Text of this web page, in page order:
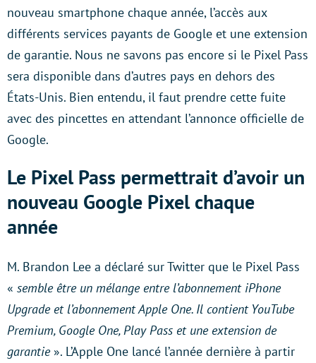
nouveau smartphone chaque année, l’accès aux
différents services payants de Google et une extension
de garantie. Nous ne savons pas encore si le Pixel Pass
sera disponible dans d’autres pays en dehors des
États-Unis. Bien entendu, il faut prendre cette fuite
avec des pincettes en attendant l’annonce officielle de
Google.
Le Pixel Pass permettrait d’avoir un
nouveau Google Pixel chaque
année
M. Brandon Lee a déclaré sur Twitter que le Pixel Pass
« semble être un mélange entre l’abonnement iPhone
Upgrade et l’abonnement Apple One. Il contient YouTube
Premium, Google One, Play Pass et une extension de
garantie ». L’Apple One lancé l’année dernière à partir